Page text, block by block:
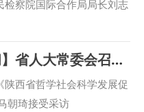
表示，要注重系统观念，
要，将宗教学研究与相关
；要不断提高政治站位，
向、学术取向，发挥专业优
习贯彻习近平总书记关于
察院国际合作局局长刘志
任李向锋，西安市人民检
市长安区人民检察院副检
利出席会议并致辞，副校
涉外检察工作是国家涉外
与各级检察机关深化交
【起点新闻】【群众新闻】省人大常委会召开《陕西省哲学社会科学发展促进条例》新闻发布会 我校副校长马朝琦接受采访
陕西省哲学社会科学发展促
朝琦接受采访